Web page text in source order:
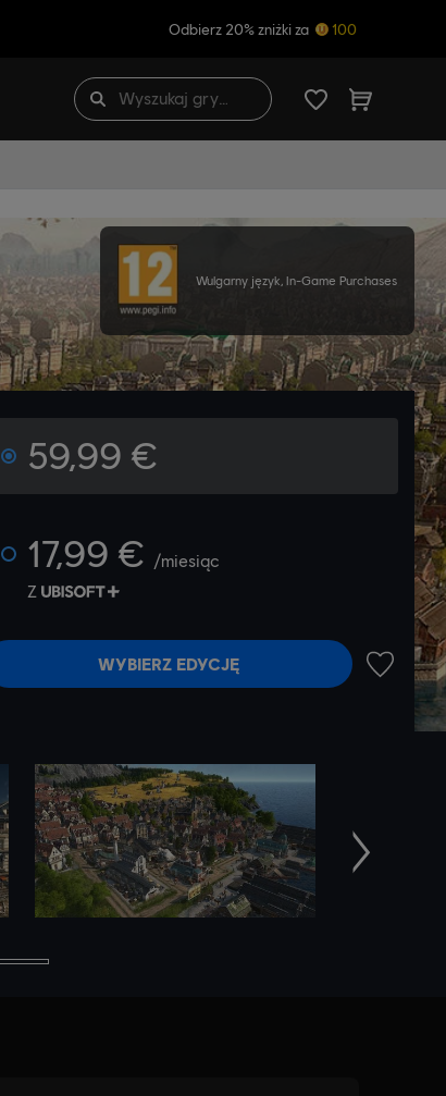
Odbierz 20% zniżki za 100
Wulgarny język, In-Game Purchases
59,99 €
17,99 € /miesiąc
Z
WYBIERZ EDYCJĘ
DODAJ
Następne